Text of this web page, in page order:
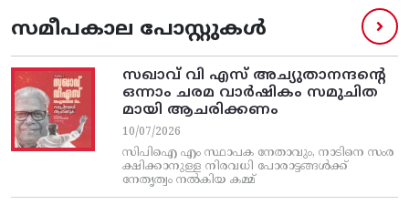
സമീപകാല പോസ്റ്റുകൾ
സഖാവ് വി എസ്‌ അച്യുതാനന്ദന്റെ
ഒന്നാം ചരമ വാര്‍ഷികം സമുചിത
മായി ആചരിക്കണം
10/07/2026
സിപിഐ എം സ്ഥാപക നേതാവും, നാടിനെ സംര
ക്ഷിക്കാനുള്ള നിരവധി പോരാട്ടങ്ങള്‍ക്ക്‌
നേതൃത്വം നല്‍കിയ കമ്മ്